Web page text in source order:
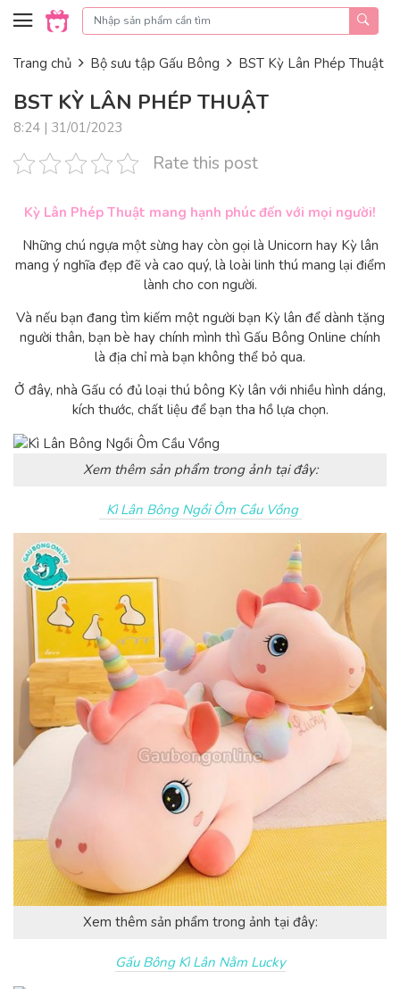
Skip to content
Trang chủ Bộ sưu tập Gấu Bông BST Kỳ Lân Phép Thuật
BST KỲ LÂN PHÉP THUẬT
8:24 | 31/01/2023
Rate this post
Kỳ Lân Phép Thuật mang hạnh phúc đến với mọi người!
Những chú ngựa một sừng hay còn gọi là Unicorn hay Kỳ lân
mang ý nghĩa đẹp đẽ và cao quý, là loài linh thú mang lại điểm
lành cho con người.
Và nếu bạn đang tìm kiếm một người bạn Kỳ lân để dành tặng
người thân, bạn bè hay chính mình thì Gấu Bông Online chính
là địa chỉ mà bạn không thể bỏ qua.
Ở đây, nhà Gấu có đủ loại thú bông Kỳ lân với nhiều hình dáng,
kích thước, chất liệu để bạn tha hồ lựa chọn.
Xem thêm sản phẩm trong ảnh tại đây:
Kì Lân Bông Ngồi Ôm Cầu Vồng
Xem thêm sản phẩm trong ảnh tại đây:
Gấu Bông Kì Lân Nằm Lucky